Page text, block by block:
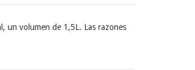
un volumen de 1,5L. Las razones